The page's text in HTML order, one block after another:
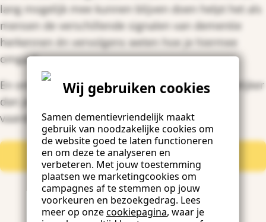
Wij gebruiken cookies
Samen dementievriendelijk maakt
gebruik van noodzakelijke cookies om
de website goed te laten functioneren
en om deze te analyseren en
verbeteren. Met jouw toestemming
plaatsen we marketingcookies om
campagnes af te stemmen op jouw
voorkeuren en bezoekgedrag. Lees
meer op onzecookiepagina, waar je
lang mogelijk mee kunnen blijven doen helpt het als
mensen de verschillende signalen van dementie
herkennen én vervolgens weten hoe je hiermee
omgaat.
En omgaan met iemand met dementie is makkelijker
dan je denkt. Mits je de juiste kennis en
vaardigheden hebt.
Doe de training